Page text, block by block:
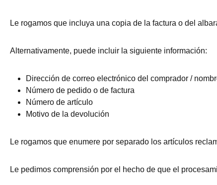
Le rogamos que incluya una copia de la factura o del
Alternativamente, puede incluir la siguiente información:
Dirección de correo electrónico del comprador /
Número de pedido o de factura
Número de artículo
Motivo de la devolución
Le rogamos que enumere por separado los artículos
Le pedimos comprensión por el hecho de que el